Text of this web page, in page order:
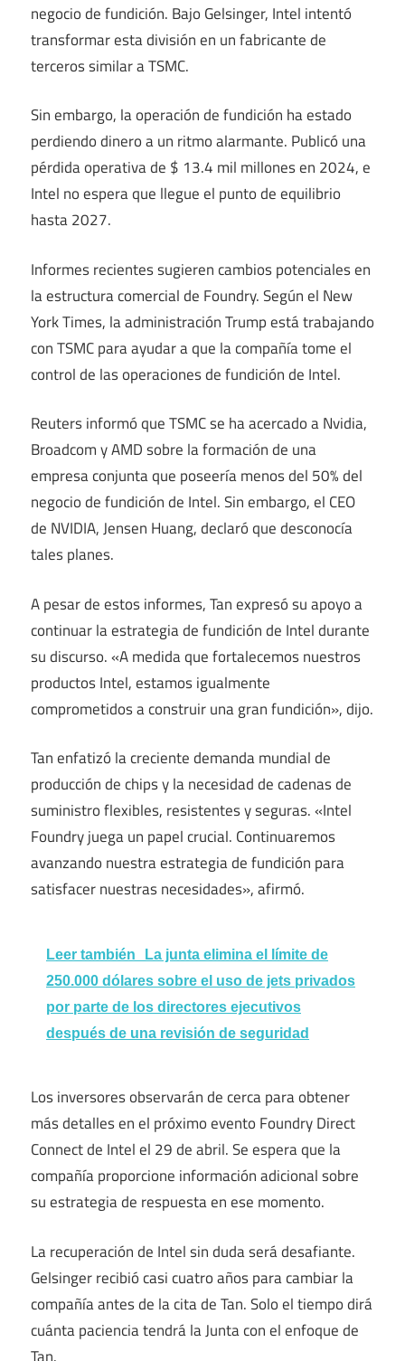
negocio de fundición. Bajo Gelsinger, Intel intentó
transformar esta división en un fabricante de
terceros similar a TSMC.
Sin embargo, la operación de fundición ha estado
perdiendo dinero a un ritmo alarmante. Publicó una
pérdida operativa de $ 13.4 mil millones en 2024, e
Intel no espera que llegue el punto de equilibrio
hasta 2027.
Informes recientes sugieren cambios potenciales en
la estructura comercial de Foundry. Según el New
York Times, la administración Trump está trabajando
con TSMC para ayudar a que la compañía tome el
control de las operaciones de fundición de Intel.
Reuters informó que TSMC se ha acercado a Nvidia,
Broadcom y AMD sobre la formación de una
empresa conjunta que poseería menos del 50% del
negocio de fundición de Intel. Sin embargo, el CEO
de NVIDIA, Jensen Huang, declaró que desconocía
tales planes.
A pesar de estos informes, Tan expresó su apoyo a
continuar la estrategia de fundición de Intel durante
su discurso. «A medida que fortalecemos nuestros
productos Intel, estamos igualmente
comprometidos a construir una gran fundición», dijo.
Tan enfatizó la creciente demanda mundial de
producción de chips y la necesidad de cadenas de
suministro flexibles, resistentes y seguras. «Intel
Foundry juega un papel crucial. Continuaremos
avanzando nuestra estrategia de fundición para
satisfacer nuestras necesidades», afirmó.
Leer también
La junta elimina el límite de
250.000 dólares sobre el uso de jets privados
por parte de los directores ejecutivos
después de una revisión de seguridad
Los inversores observarán de cerca para obtener
más detalles en el próximo evento Foundry Direct
Connect de Intel el 29 de abril. Se espera que la
compañía proporcione información adicional sobre
su estrategia de respuesta en ese momento.
La recuperación de Intel sin duda será desafiante.
Gelsinger recibió casi cuatro años para cambiar la
compañía antes de la cita de Tan. Solo el tiempo dirá
cuánta paciencia tendrá la Junta con el enfoque de
Tan.